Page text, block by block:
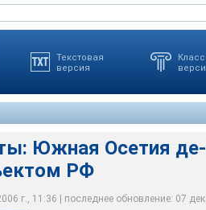
Текстовая
версия
Южная Осетия
РФ
г., 11:36 | последнее обновление: 07
объединиться с Северной Осетией и
непризнанной республики
объединиться с Северной
республики заявил, что Южная
суд РФ документы,
выходила из состава России